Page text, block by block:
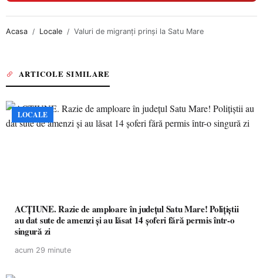
Acasa Locale Valuri de migranți prinși la Satu Mare
ARTICOLE SIMILARE
LOCALE
ACȚIUNE. Razie de amploare în județul Satu Mare! Polițiștii
au dat sute de amenzi și au lăsat 14 șoferi fără permis într-o
singură zi
acum 29 minute